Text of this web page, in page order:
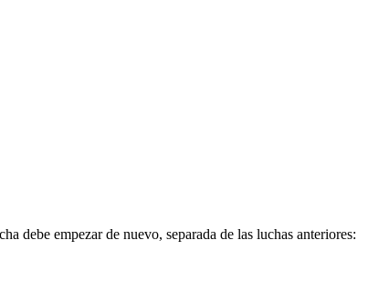
debe empezar de nuevo, separada de las luchas anteriores: